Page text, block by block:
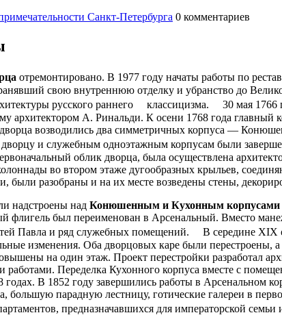
Санкт-Петербурга 0 комментариев
отремонтировано. В 1977 году начаты работы по
свою внутреннюю отделку и убранство до
русского раннего классицизма. 30 мая 1766
архитектором А. Ринальди. К осени 1768 года главный
возводились два симметричных корпуса —
дворцу и служебным одноэтажным корпусам были
облик дворца, была осуществлена
во втором этаже дугообразных крыльев,
были разобраны и на их месте возведены стены,
надстроены над Конюшенным и Кухонным корпусами
флигель был переименован в Арсенальный. Вместо
Павла и ряд служебных помещений. В середине XIX
изменения. Оба дворцовых каре были перестроены,
на один этаж. Проект перестройки разработал
работами. Переделка Кухонного корпуса вместе с
годах. В 1852 году завершились работы в Арсенальном
большую парадную лестницу, готические галереи в
предназначавшихся для императорской